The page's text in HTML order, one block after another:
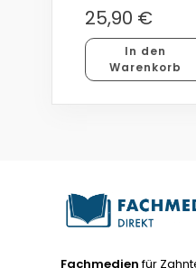
25,90 €
In den
Warenkorb
Fachmedienfür